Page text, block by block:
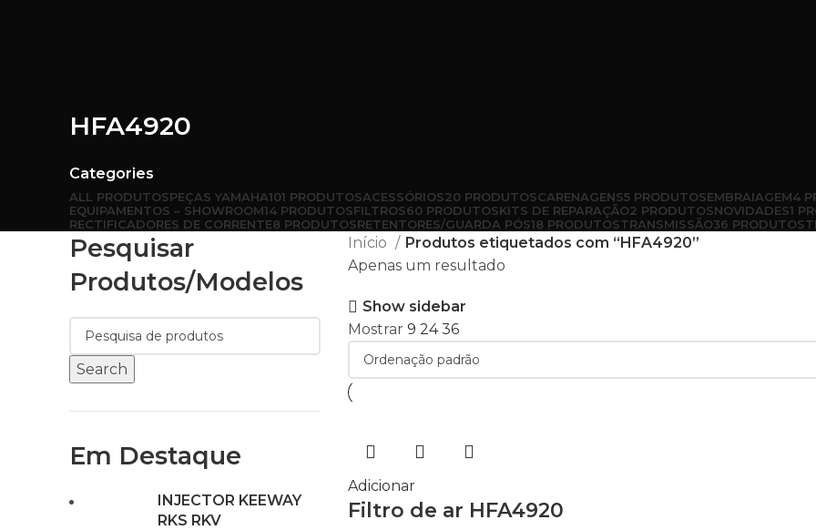
HFA4920
Categories
ALL PRODUTOSPEÇAS YAMAHA101 PRODUTOSACESSÓRIOS20 PRODUTOSCARENAGENS5 PRODUTOSEMBRAIAGEM4
EQUIPAMENTOS – SHOWROOM14 PRODUTOSFILTROS60 PRODUTOSKITS DE REPARAÇÃO2 PRODUTOSNOVIDADES1
RECTIFICADORES DE CORRENTE8 PRODUTOSRETENTORES/GUARDA PÓS18 PRODUTOSTRANSMISSÃO36 PRODUTOS
Pesquisar
Produtos/modelos
Search
Em Destaque
INJECTOR KEEWAY
RKS RKV
Início
Produtos etiquetados com “HFA4920”
Apenas um resultado
Show sidebar
Mostrar 9 2436
Adicionar
Filtro de ar HFA4920